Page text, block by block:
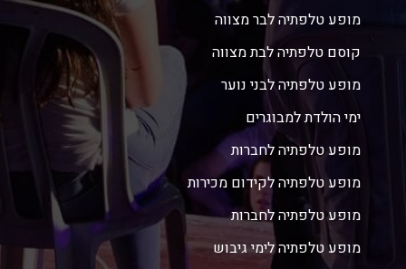
מופע טלפתיה לבר מצווה
קוסם טלפתיה לבת מצווה
מופע טלפתיה לבני נוער
ימי הולדת למבוגרים
מופע טלפתיה לחברות
מופע טלפתיה לקידום מכירות
מופע טלפתיה לחברות
מופע טלפתיה לימי גיבוש